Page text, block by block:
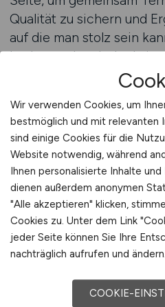
Qualität zu sichern und
auf die man stolz sein
bedeutet das: Jeder
aber erst im
Ganze. Der Maurer kann
die Baustelle vorbereitet
auf das fertiggestellte
Der Elektriker braucht
korrekt zu verlegen.
erfordert nicht nur
sondern auch
und klare Absprachen.
jeder – vom Azubi bis
Gute Teams entstehen
sich aus Menschen
Wir verwenden Cookies, um
bestmöglich und mit relevanten
sind einige Cookies für die
Website notwendig, während
Ihnen personalisierte Inhalte
dienen außerdem anonymen
"Alle akzeptieren" klicken,
Cookies zu. Unter dem Link
jeder Seite können Sie Ihre
nachträglich aufrufen und ändern.
COOKIE-